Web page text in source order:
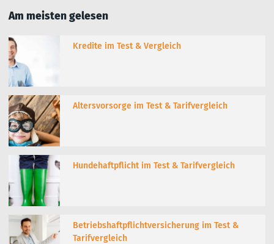
Am meisten gelesen
Kredite im Test & Vergleich
Altersvorsorge im Test & Tarifvergleich
Hundehaftpflicht im Test & Tarifvergleich
Betriebshaftpflichtversicherung im Test &
Tarifvergleich